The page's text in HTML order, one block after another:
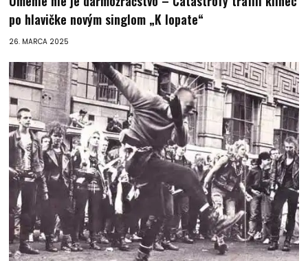
po hlavičke novým singlom „K lopate“
26. MARCA 2025